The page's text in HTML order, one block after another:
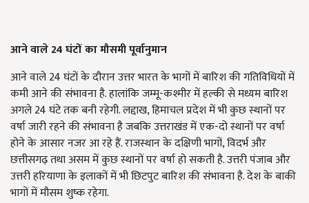
आने वाले 24घंटों का मौसमी पूर्वानुमान
आने वाले 24 घंटों के दौरान उत्तर भारत के भागों में बारिश की गतिविधियों में
कमी आने की संभावना है. हालांकि जम्मू-कश्मीर में हल्की से मध्यम बारिश
अगले 24 घंटे तक बनी रहेगी. लद्दाख, हिमाचल प्रदेश में भी कुछ स्थानों पर
वर्षा जारी रहने की संभावना है जबकि उत्तराखंड में एक-दो स्थानों पर वर्षा
होने के आसार नजर आ रहे हैं. राजस्थान के दक्षिणी भागों, विदर्भ और
छत्तीसगढ़ तथा असम में कुछ स्थानों पर वर्षा हो सकती है. उत्तरी पंजाब और
उत्तरी हरियाणा के इलाकों में भी छिटपुट बारिश की संभावना है. देश के बाकी
भागों में मौसम शुष्क रहेगा.